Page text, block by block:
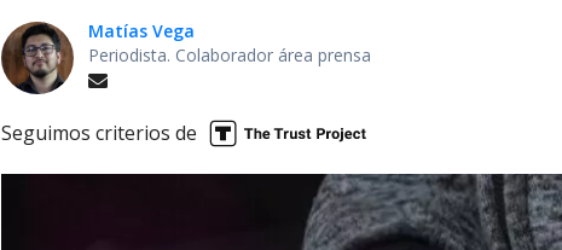
Matías Vega
Periodista. Colaborador área prensa
Seguimos criterios de